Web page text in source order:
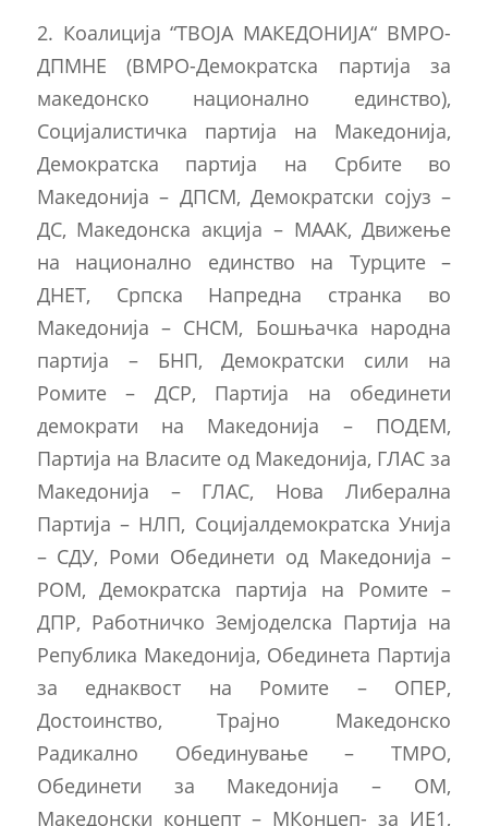
2. Коалиција “ТВОЈА МАКЕДОНИЈА“ ВМРО-
ДПМНЕ (ВМРО-Демократска партија за
македонско национално единство),
Социјалистичка партија на Македонија,
Демократска партија на Србите во
Македонија – ДПСМ, Демократски сојуз –
ДС, Македонска акција – МААК, Движење
на национално единство на Турците –
ДНЕТ, Српска Напредна странка во
Македонија – СНСМ, Бошњачка народна
партија – БНП, Демократски сили на
Ромите – ДСР, Партија на обединети
демократи на Македонија – ПОДЕМ,
Партија на Власите од Македонија, ГЛАС за
Македонија – ГЛАС, Нова Либерална
Партија – НЛП, Социјалдемократска Унија
– СДУ, Роми Обединети од Македонија –
РОМ, Демократска партија на Ромите –
ДПР, Работничко Земјоделска Партија на
Република Македонија, Обединета Партија
за еднаквост на Ромите – ОПЕР,
Достоинство, Трајно Македонско
Радикално Обединување – ТМРО,
Обединети за Македонија – ОМ,
Македонски концепт – МКонцеп- за ИЕ1,